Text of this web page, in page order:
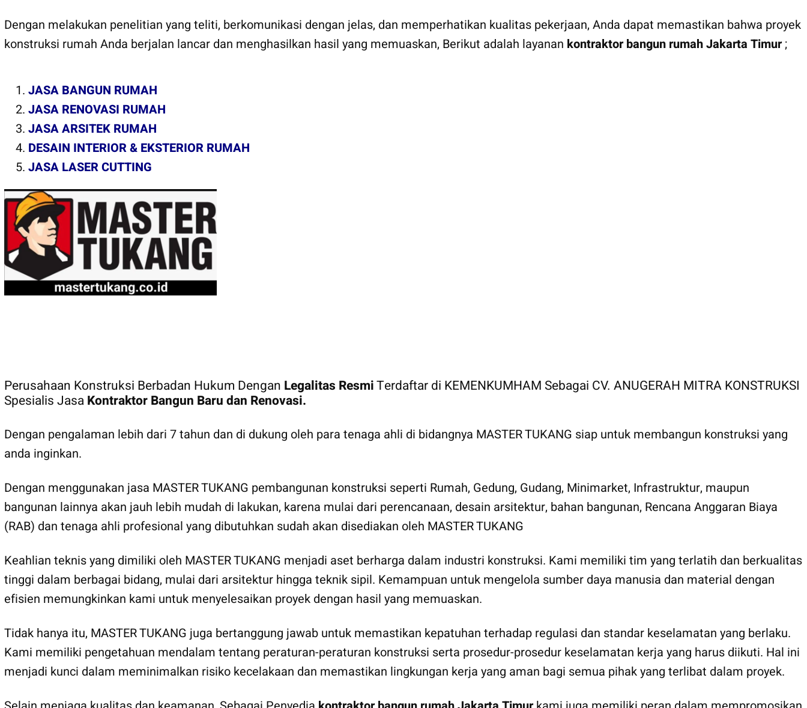
Dengan melakukan penelitian yang teliti, berkomunikasi dengan jelas, dan memperhatikan kualitas pekerjaan, Anda dapat memastikan bahwa proyek
konstruksi rumah Anda berjalan lancar dan menghasilkan hasil yang memuaskan, Berikut adalah layanan kontraktor bangun rumah Jakarta Timur;
JASA BANGUN RUMAH
JASA RENOVASI RUMAH
JASA ARSITEK RUMAH
DESAIN INTERIOR & EKSTERIOR RUMAH
JASA LASER CUTTING
Perusahaan Konstruksi Berbadan Hukum Dengan Legalitas ResmiTerdaftar di KEMENKUMHAM Sebagai CV. ANUGERAH MITRA KONSTRUKSI
Spesialis JasaKontraktor Bangun Baru dan Renovasi.
Dengan pengalaman lebih dari 7 tahun dan di dukung oleh para tenaga ahli di bidangnya MASTER TUKANG siap untuk membangun konstruksi yang
anda inginkan.
Dengan menggunakan jasa MASTER TUKANG pembangunan konstruksi seperti Rumah, Gedung, Gudang, Minimarket, Infrastruktur, maupun
bangunan lainnya akan jauh lebih mudah di lakukan, karena mulai dari perencanaan, desain arsitektur, bahan bangunan, Rencana Anggaran Biaya
(RAB) dan tenaga ahli profesional yang dibutuhkan sudah akan disediakan oleh MASTER TUKANG
Keahlian teknis yang dimiliki oleh MASTER TUKANG menjadi aset berharga dalam industri konstruksi. Kami memiliki tim yang terlatih dan berkualitas
tinggi dalam berbagai bidang, mulai dari arsitektur hingga teknik sipil. Kemampuan untuk mengelola sumber daya manusia dan material dengan
efisien memungkinkan kami untuk menyelesaikan proyek dengan hasil yang memuaskan.
Tidak hanya itu, MASTER TUKANG juga bertanggung jawab untuk memastikan kepatuhan terhadap regulasi dan standar keselamatan yang berlaku.
Kami memiliki pengetahuan mendalam tentang peraturan-peraturan konstruksi serta prosedur-prosedur keselamatan kerja yang harus diikuti. Hal ini
menjadi kunci dalam meminimalkan risiko kecelakaan dan memastikan lingkungan kerja yang aman bagi semua pihak yang terlibat dalam proyek.